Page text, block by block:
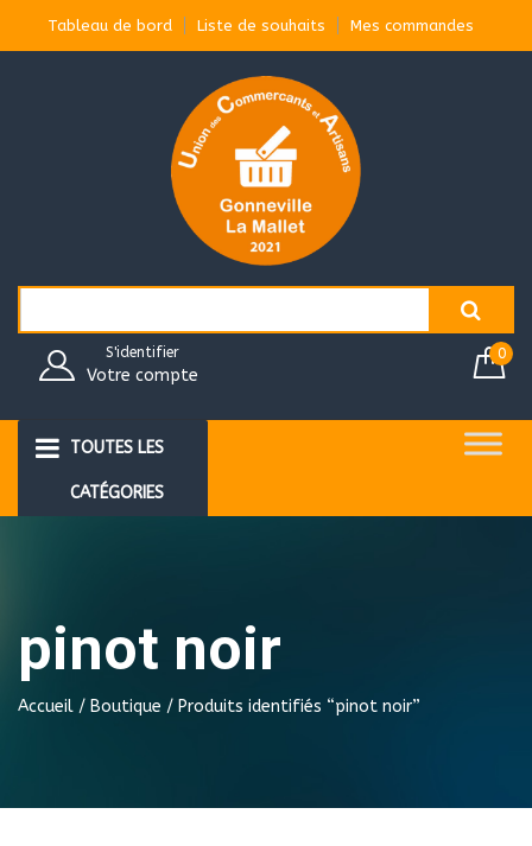
Tableau de bord Liste de souhaits Mes commandes
S'identifier
Votre compte
0
TOUTES LES
CATÉGORIES
pinot noir
Accueil / Boutique / Produits identifiés “pinot noir”